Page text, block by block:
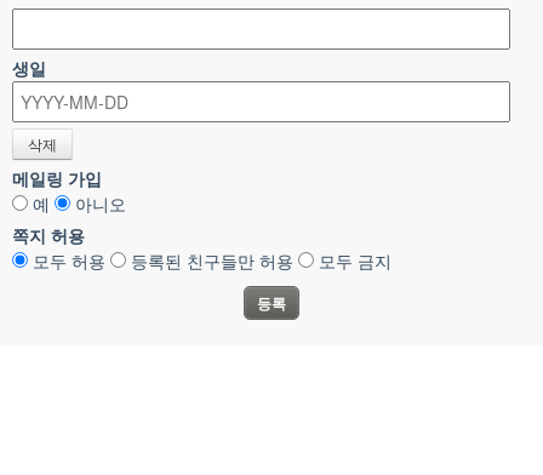
생일
메일링 가입
예
아니오
쪽지 허용
모두 허용
등록된 친구들만 허용 모두 금지